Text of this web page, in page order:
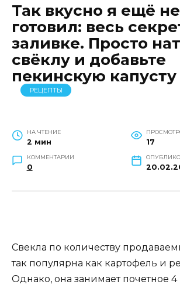
Так вкусно я ещё не
готовил: весь
заливке. Просто
свёклу и добавьте
пекинскую капусту
РЕЦЕПТЫ
НА ЧТЕНИЕ
2 мин 17
КОММЕНТАРИИ
0
Свекла по количеству
так популярна как картофель и
Однако, она занимает почетное 4